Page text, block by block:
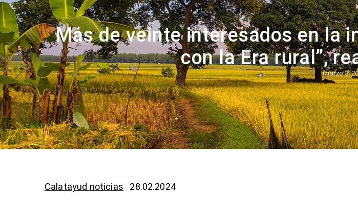
Más de veinte interesados en la
con la Era rural”,
marzo 3,
Calatayud noticias 28.02.2024